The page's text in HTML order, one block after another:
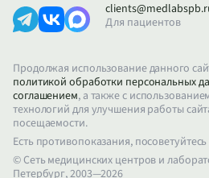
Продолжая использование данного
политикой обработки персональных
соглашением, а также с
технологий для улучшения работы
посещаемости.
Есть противопоказания,
© Сеть медицинских центров и
Петербург, 2003—2026
Для пациентов